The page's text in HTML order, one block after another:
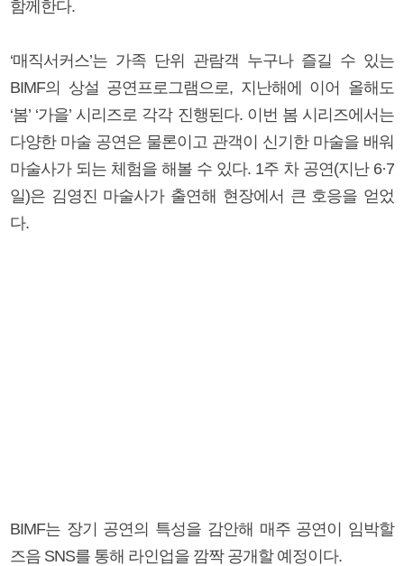
함께한다.
‘매직서커스’는 가족 단위 관람객 누구나 즐길 수 있는
BIMF의 상설 공연프로그램으로, 지난해에 이어 올해도
‘봄’ ‘가을’ 시리즈로 각각 진행된다. 이번 봄 시리즈에서는
다양한 마술 공연은 물론이고 관객이 신기한 마술을 배워
마술사가 되는 체험을 해볼 수 있다. 1주 차 공연(지난 6·7
일)은 김영진 마술사가 출연해 현장에서 큰 호응을 얻었
다.
BIMF는 장기 공연의 특성을 감안해 매주 공연이 임박할
즈음 SNS를 통해 라인업을 깜짝 공개할 예정이다.